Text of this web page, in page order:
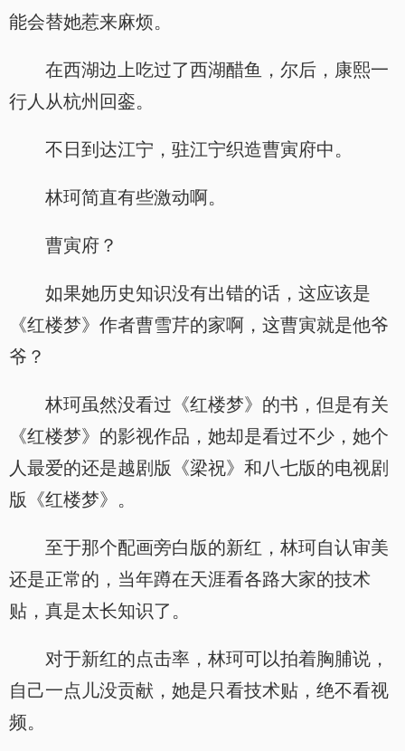
能会替她惹来麻烦。
在西湖边上吃过了西湖醋鱼，尔后，康熙一
行人从杭州回銮。
不日到达江宁，驻江宁织造曹寅府中。
林珂简直有些激动啊。
曹寅府？
如果她历史知识没有出错的话，这应该是
《红楼梦》作者曹雪芹的家啊，这曹寅就是他爷
爷？
林珂虽然没看过《红楼梦》的书，但是有关
《红楼梦》的影视作品，她却是看过不少，她个
人最爱的还是越剧版《梁祝》和八七版的电视剧
版《红楼梦》。
至于那个配画旁白版的新红，林珂自认审美
还是正常的，当年蹲在天涯看各路大家的技术
贴，真是太长知识了。
对于新红的点击率，林珂可以拍着胸脯说，
自己一点儿没贡献，她是只看技术贴，绝不看视
频。